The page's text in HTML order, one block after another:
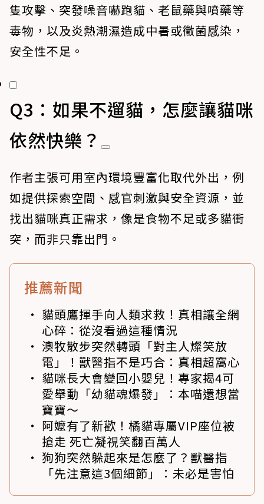
隻攻擊、突發噪音嚇跑貓、老鼠藥與噴藥等
毒物，以及炎熱潮濕造成中暑或黴菌感染，
安全性不足。
Q3：如果不遛貓，怎麼讓貓咪
依然快樂？
作者主張可用室內環境豐富化取代外出，例
如提供探索空間、感官刺激與安全資源，並
找出貓咪真正需求，像是食物不足或多貓衝
突，而非只靠出門。
推薦新聞
貓頭鷹揮手向人類求救！真相讓全網
心碎：從沒看過這種情況
澳牧散步突然轉頭「對主人燦笑放
電」！獸醫指不是巧合：真相超窩心
貓咪長大會變回小嬰兒！專家揭4可
愛舉動「幼貓魂爆發」：本喵還想當
寶寶～
阿嬤有了新歡！橘貓專屬VIP座位被
搶走 死亡凝視笑翻百萬人
狗狗突然躲起來是怎麼了？獸醫指
「先注意這3個細節」：未必是害怕